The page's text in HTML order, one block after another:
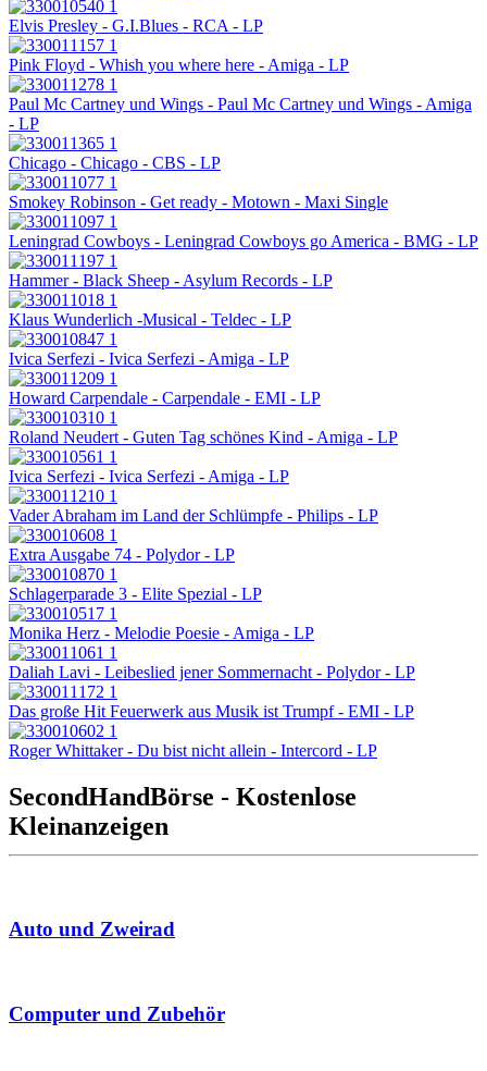
Elvis Presley - G.I.Blues - RCA - LP
Pink Floyd - Whish you where here - Amiga - LP
Paul Mc Cartney und Wings - Paul Mc Cartney und Wings - Amiga
- LP
Chicago - Chicago - CBS - LP
Smokey Robinson - Get ready - Motown - Maxi Single
Leningrad Cowboys - Leningrad Cowboys go America - BMG - LP
Hammer - Black Sheep - Asylum Records - LP
Klaus Wunderlich -Musical - Teldec - LP
Ivica Serfezi - Ivica Serfezi - Amiga - LP
Howard Carpendale - Carpendale - EMI - LP
Roland Neudert - Guten Tag schönes Kind - Amiga - LP
Ivica Serfezi - Ivica Serfezi - Amiga - LP
Vader Abraham im Land der Schlümpfe - Philips - LP
Extra Ausgabe 74 - Polydor - LP
Schlagerparade 3 - Elite Spezial - LP
Monika Herz - Melodie Poesie - Amiga - LP
Daliah Lavi - Leibeslied jener Sommernacht - Polydor - LP
Das große Hit Feuerwerk aus Musik ist Trumpf - EMI - LP
Roger Whittaker - Du bist nicht allein - Intercord - LP
SecondHandBörse - Kostenlose
Kleinanzeigen
Auto und Zweirad
Computer und Zubehör